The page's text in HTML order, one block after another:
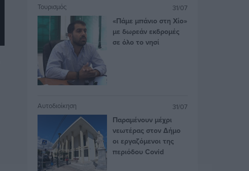
Τουρισμός 31/07
«Πάμε μπάνιο στη Χίο»
με δωρεάν εκδρομές
σε όλο το νησί
Αυτοδιοίκηση 31/07
Παραμένουν μέχρι
νεωτέρας στον Δήμο
οι εργαζόμενοι της
περιόδου Covid